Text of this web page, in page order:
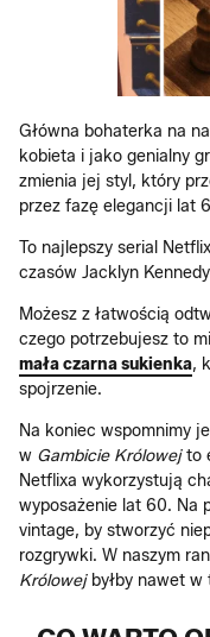
Główna bohaterka na
kobieta i jako genialny
zmienia jej styl, który
przez fazę elegancji lat
To najlepszy serial
czasów Jacklyn
Możesz z łatwością
czego potrzebujesz to
mała czarna sukienka,
spojrzenie.
Na koniec wspomnimy
w Gambicie Królowejto
Netflixa wykorzystują
wyposażenie lat 60. Na
vintage, by stworzyć
rozgrywki. W naszym
Królowejbyłby nawet w